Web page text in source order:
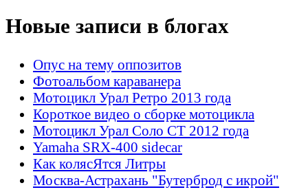
Новые записи в блогах
Опус на тему оппозитов
Фотоальбом караванера
Мотоцикл Урал Ретро 2013 года
Короткое видео о сборке мотоцикла
Мотоцикл Урал Соло СТ 2012 года
Yamaha SRX-400 sidecar
Как колясЯтся Литры
Москва-Астрахань "Бутерброд с икрой"